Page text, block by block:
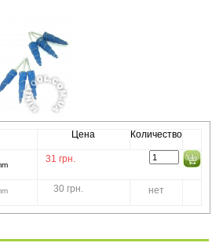
Цена Количество
31 грн.
30 грн. нет